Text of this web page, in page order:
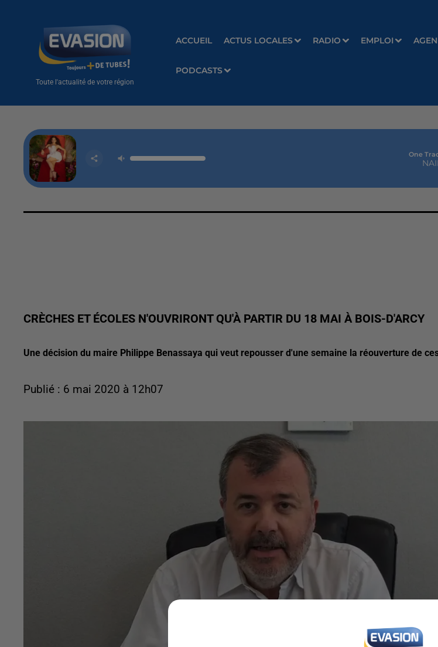
Toute l'actualité de votre région
ACCUEIL ACTUS LOCALES RADIO EMPLOI
PODCASTS
One
CRÈCHES ET ÉCOLES N'OUVRIRONT QU'À PARTIR DU 18 MAI À BOIS-D'ARCY
Une décision du maire Philippe Benassaya qui veut repousser d'une semaine la réouverture de
Publié : 6 mai 2020 à 12h07